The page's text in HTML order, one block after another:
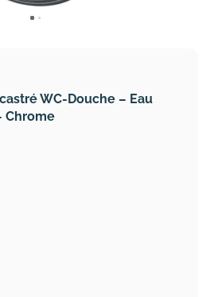
WC-Douche – Eau
Chrome